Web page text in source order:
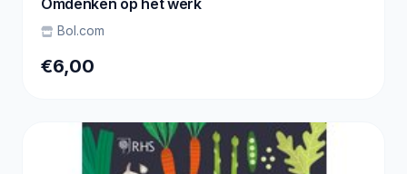
Omdenken op het werk
Bol.com
€6,00